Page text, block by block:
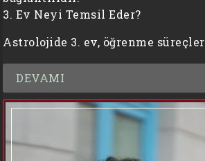
3. Ev Neyi Temsil Eder?
Astrolojide 3. ev, öğrenme
DEVAMI